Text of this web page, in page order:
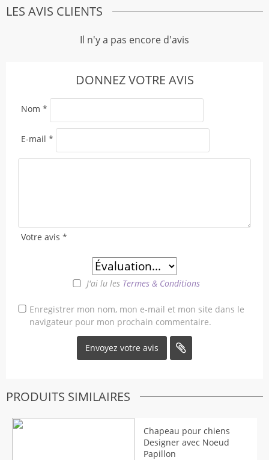
LES AVIS CLIENTS
Il n'y a pas encore d'avis
DONNEZ VOTRE AVIS
Votre avis *
J'ai lu les Termes & Conditions
Nom *
E-mail *
Enregistrer mon nom, mon e-mail et mon site dans le
navigateur pour mon prochain commentaire.
PRODUITS SIMILAIRES
Chapeau pour chiens
Designer avec Noeud
Papillon